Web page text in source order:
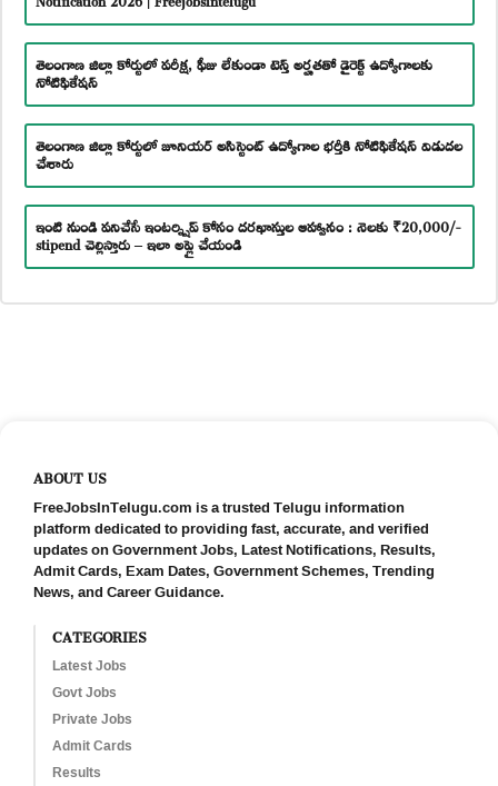
తెలంగాణ జిల్లా కోర్టులో పరీక్ష, ఫీజు లేకుండా టెన్త్ అర్హతతో డైరెక్ట్ ఉద్యోగాలకు
నోటిఫికేషన్
తెలంగాణ జిల్లా కోర్టులో జూనియర్ అసిస్టెంట్ ఉద్యోగాల భర్తీకి నోటిఫికేషన్ విడుదల
చేశారు
ఇంటి నుండి పనిచేసే ఇంటర్న్షిప్ కోసం దరఖాస్తుల ఆహ్వానం : నెలకు ₹20,000/-
stipend చెల్లిస్తారు – ఇలా అప్లై చేయండి
ABOUT US
FreeJobsInTelugu.com is a trusted Telugu information
platform dedicated to providing fast, accurate, and verified
updates on Government Jobs, Latest Notifications, Results,
Admit Cards, Exam Dates, Government Schemes, Trending
News, and Career Guidance.
CATEGORIES
Latest Jobs
Govt Jobs
Private Jobs
Admit Cards
Results